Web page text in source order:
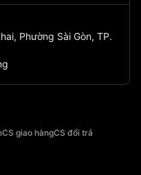
Phường Sài Gòn, TP.
CS giao hàngCS đổi trả